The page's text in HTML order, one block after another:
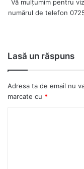
Vă mulțumim pentru
numărul de telefon
Lasă un răspuns
Adresa ta de email nu
marcate cu *